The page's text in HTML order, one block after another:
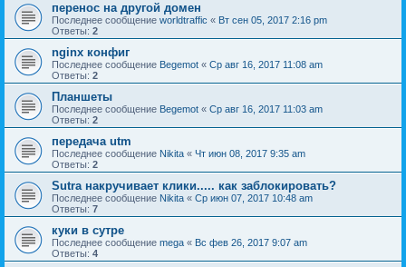
перенос на другой домен
Последнее сообщение worldtraffic « Вт сен 05, 2017 2:16 pm
Ответы: 2
nginx конфиг
Последнее сообщение Begemot « Ср авг 16, 2017 11:08 am
Ответы: 2
Планшеты
Последнее сообщение Begemot « Ср авг 16, 2017 11:03 am
Ответы: 2
передача utm
Последнее сообщение Nikita « Чт июн 08, 2017 9:35 am
Ответы: 2
Sutra накручивает клики..... как заблокировать?
Последнее сообщение Nikita « Ср июн 07, 2017 10:48 am
Ответы: 7
куки в сутре
Последнее сообщение mega « Вс фев 26, 2017 9:07 am
Ответы: 4